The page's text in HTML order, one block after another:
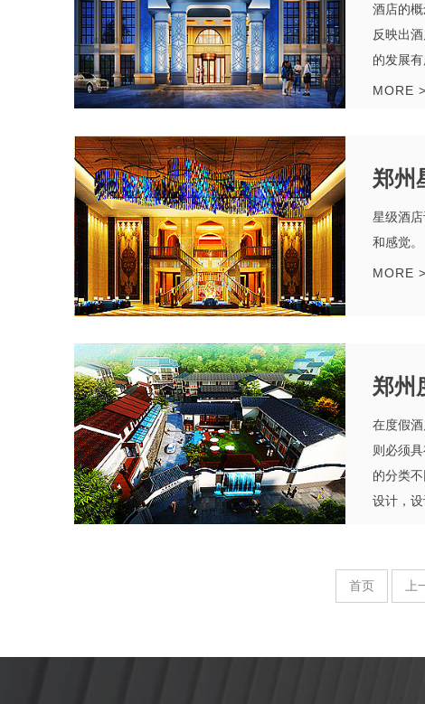
酒店的
反映出
的发展有
MORE >
郑州
星级酒
和感觉
MORE >
郑州
在度假
则必须
的分类
设计，设
首页 上